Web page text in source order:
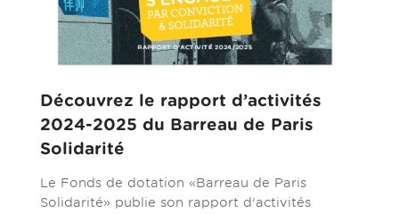
Découvrez le rapport d’activités
2024-2025 du Barreau de Paris
Solidarité
Le Fonds de dotation «Barreau de Paris
Solidarité» publie son rapport d’activités